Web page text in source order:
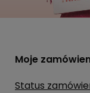
Moje
Status